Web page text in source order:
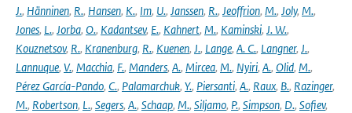
J., Hänninen, R., Hansen, K., Im, U., Janssen, R., Jeoffrion, M., Joly, M.,
Jones, L., Jorba, O., Kadantsev, E., Kahnert, M., Kaminski, J. W.,
Kouznetsov, R., Kranenburg, R., Kuenen, J., Lange, A. C., Langner, J.,
Lannuque, V., Macchia, F., Manders, A., Mircea, M., Nyiri, A., Olid, M.,
Pérez García-Pando, C., Palamarchuk, Y., Piersanti, A., Raux, B., Razinger,
M., Robertson, L., Segers, A., Schaap, M., Siljamo, P., Simpson, D., Sofiev,